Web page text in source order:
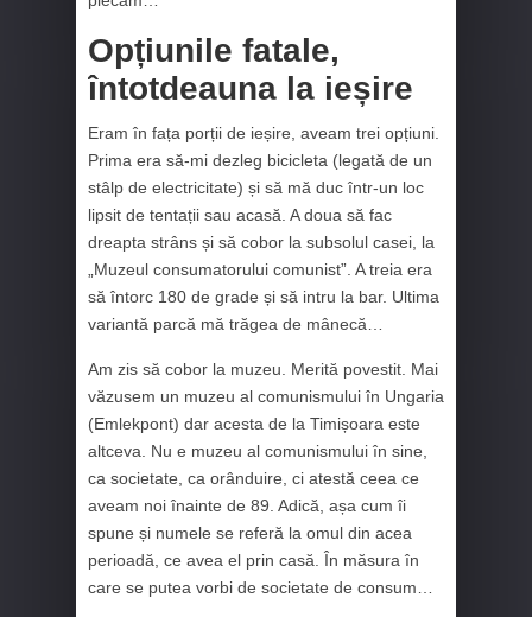
Opțiunile fatale,
întotdeauna la ieșire
Eram în fața porții de ieșire, aveam trei opțiuni.
Prima era să-mi dezleg bicicleta (legată de un
stâlp de electricitate) și să mă duc într-un loc
lipsit de tentații sau acasă. A doua să fac
dreapta strâns și să cobor la subsolul casei, la
„Muzeul consumatorului comunist”. A treia era
să întorc 180 de grade și să intru la bar. Ultima
variantă parcă mă trăgea de mânecă…
Am zis să cobor la muzeu. Merită povestit. Mai
văzusem un muzeu al comunismului în Ungaria
(Emlekpont) dar acesta de la Timișoara este
altceva. Nu e muzeu al comunismului în sine,
ca societate, ca orânduire, ci atestă ceea ce
aveam noi înainte de 89. Adică, așa cum îi
spune și numele se referă la omul din acea
perioadă, ce avea el prin casă. În măsura în
care se putea vorbi de societate de consum…